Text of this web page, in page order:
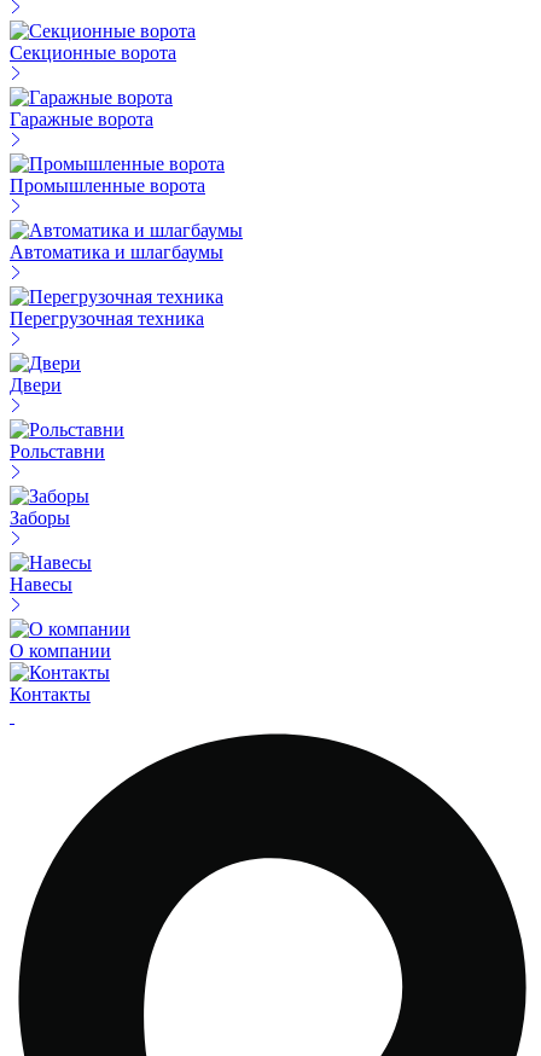
Секционные ворота
Гаражные ворота
Промышленные ворота
Автоматика и шлагбаумы
Перегрузочная техника
Двери
Рольставни
Заборы
Навесы
О компании
Контакты